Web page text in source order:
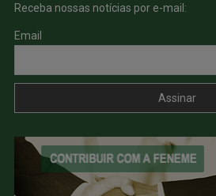
Receba nossas notícias por e-mail:
Email